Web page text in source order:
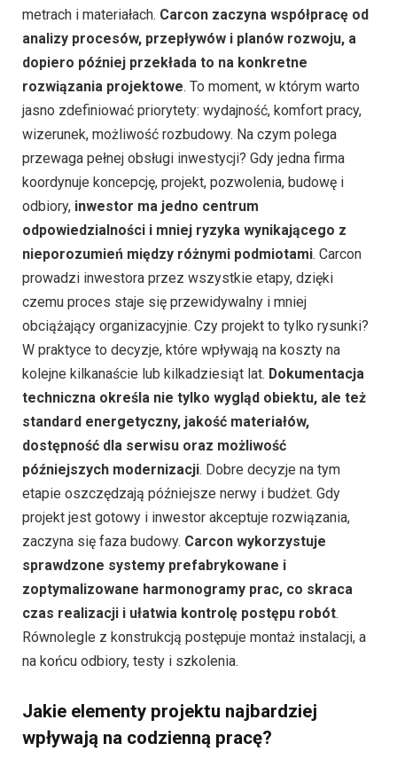
metrach i materiałach. Carcon zaczyna współpracę od
analizy procesów, przepływów i planów rozwoju, a
dopiero później przekłada to na konkretne
rozwiązania projektowe. To moment, w którym warto
jasno zdefiniować priorytety: wydajność, komfort pracy,
wizerunek, możliwość rozbudowy. Na czym polega
przewaga pełnej obsługi inwestycji? Gdy jedna firma
koordynuje koncepcję, projekt, pozwolenia, budowę i
odbiory, inwestor ma jedno centrum
odpowiedzialności i mniej ryzyka wynikającego z
nieporozumień między różnymi podmiotami. Carcon
prowadzi inwestora przez wszystkie etapy, dzięki
czemu proces staje się przewidywalny i mniej
obciążający organizacyjnie. Czy projekt to tylko rysunki?
W praktyce to decyzje, które wpływają na koszty na
kolejne kilkanaście lub kilkadziesiąt lat. Dokumentacja
techniczna określa nie tylko wygląd obiektu, ale też
standard energetyczny, jakość materiałów,
dostępność dla serwisu oraz możliwość
późniejszych modernizacji. Dobre decyzje na tym
etapie oszczędzają późniejsze nerwy i budżet. Gdy
projekt jest gotowy i inwestor akceptuje rozwiązania,
zaczyna się faza budowy. Carcon wykorzystuje
sprawdzone systemy prefabrykowane i
zoptymalizowane harmonogramy prac, co skraca
czas realizacji i ułatwia kontrolę postępu robót.
Równolegle z konstrukcją postępuje montaż instalacji, a
na końcu odbiory, testy i szkolenia.
Jakie elementy projektu najbardziej
wpływają na codzienną pracę?